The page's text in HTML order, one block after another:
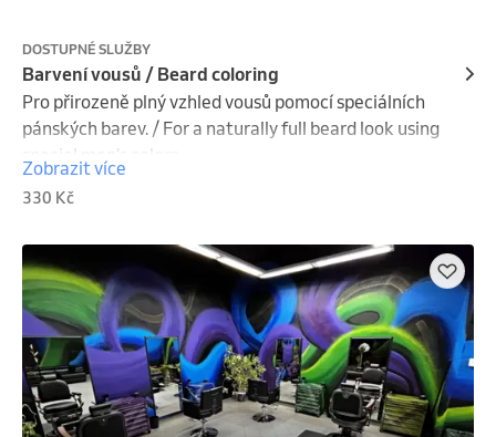
DOSTUPNÉ SLUŽBY
Barvení vousů / Beard coloring
Pro přirozeně plný vzhled vousů pomocí speciálních
pánských barev. / For a naturally full beard look using
special men's colors.
Zobrazit více
330 Kč